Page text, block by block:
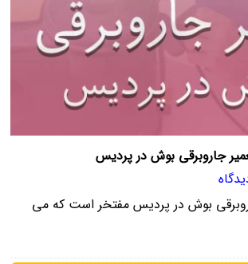
جاروبرقی بوش در پردیس
بوش در پردیس مفتخر است که می‌